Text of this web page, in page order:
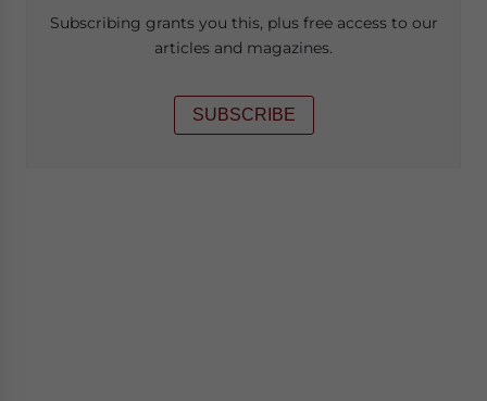
Subscribing grants you this, plus free access to our
articles and magazines.
SUBSCRIBE